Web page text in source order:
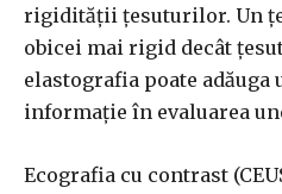
rigidității țesuturilor. Un
obicei mai rigid decât
elastografia poate
informație în evaluarea
Ecografia cu contrast